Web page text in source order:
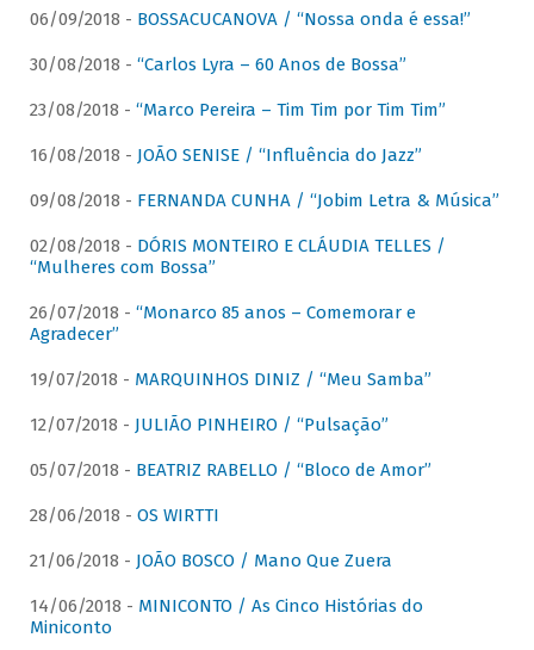
06/09/2018 - BOSSACUCANOVA / “Nossa onda é essa!”
30/08/2018 - “Carlos Lyra – 60 Anos de Bossa”
23/08/2018 - “Marco Pereira – Tim Tim por Tim Tim”
16/08/2018 - JOÃO SENISE / “Influência do Jazz”
09/08/2018 - FERNANDA CUNHA / “Jobim Letra & Música”
02/08/2018 - DÓRIS MONTEIRO E CLÁUDIA TELLES /
“Mulheres com Bossa”
26/07/2018 - “Monarco 85 anos – Comemorar e
Agradecer”
19/07/2018 - MARQUINHOS DINIZ / “Meu Samba”
12/07/2018 - JULIÃO PINHEIRO / “Pulsação”
05/07/2018 - BEATRIZ RABELLO / “Bloco de Amor”
28/06/2018 - OS WIRTTI
21/06/2018 - JOÃO BOSCO / Mano Que Zuera
14/06/2018 - MINICONTO / As Cinco Histórias do
Miniconto